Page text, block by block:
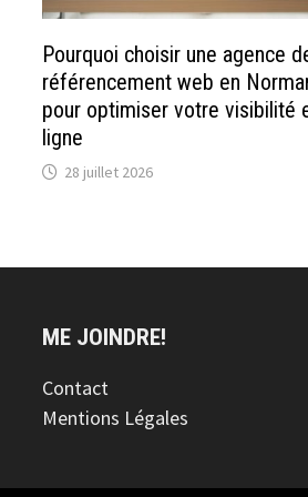
Pourquoi choisir une agence
référencement web en
pour optimiser votre visibilité
ligne
28 juillet 2026
ME JOINDRE!
Contact
Mentions Légales